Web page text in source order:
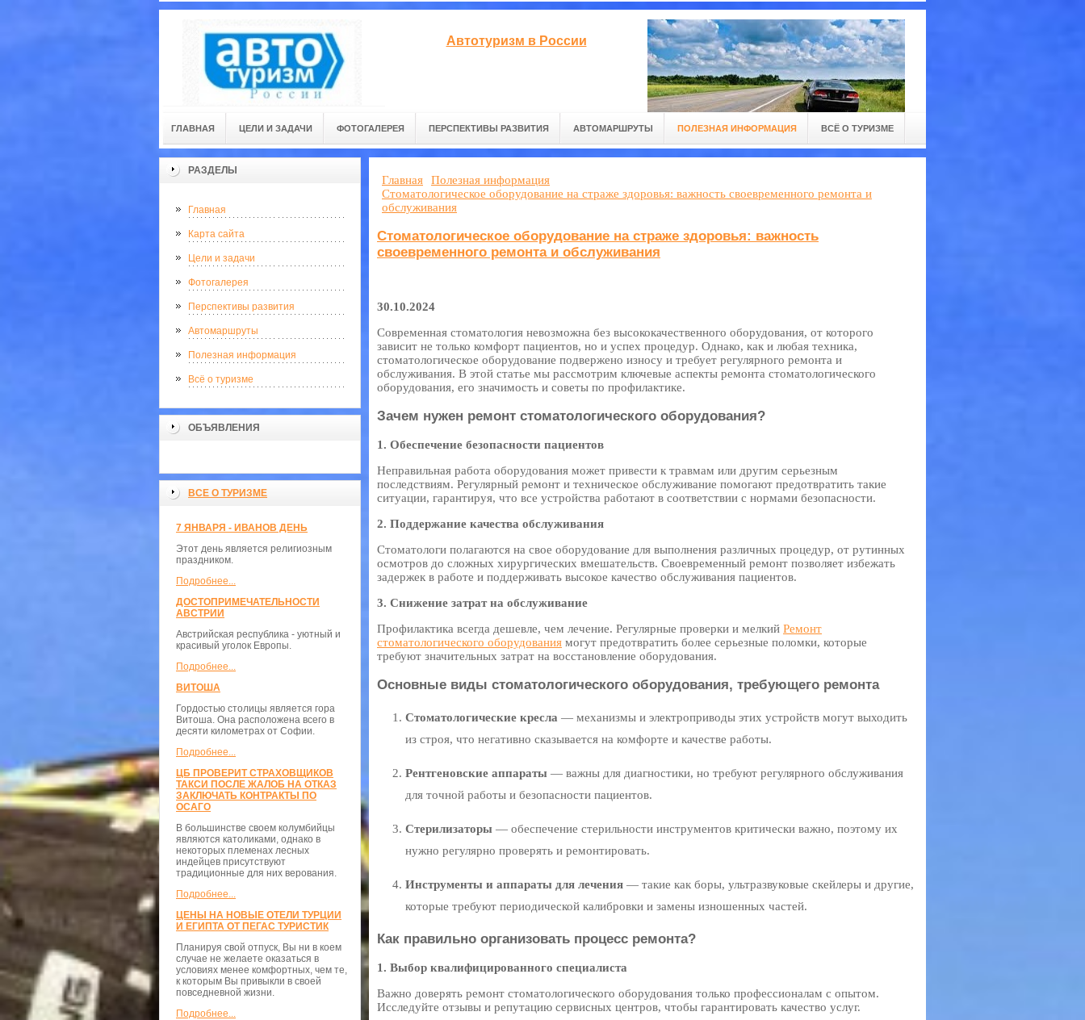
Автотуризм в России
ГЛАВНАЯ ЦЕЛИ И ЗАДАЧИ ФОТОГАЛЕРЕЯ ПЕРСПЕКТИВЫ РАЗВИТИЯ АВТОМАРШРУТЫ ПОЛЕЗНАЯ ИНФОРМАЦИЯ ВСЁ О ТУРИЗМЕ
РАЗДЕЛЫ
Главная
Карта сайта
Цели и задачи
Фотогалерея
Перспективы развития
Автомаршруты
Полезная информация
Всё о туризме
ОБЪЯВЛЕНИЯ
ВСЕ О ТУРИЗМЕ
7 ЯНВАРЯ - ИВАНОВ ДЕНЬ
Этот день является религиозным
праздником.
Подробнее...
ДОСТОПРИМЕЧАТЕЛЬНОСТИ
АВСТРИИ
Австрийская республика - уютный и
красивый уголок Европы.
Подробнее...
ВИТОША
Гордостью столицы является гора
Витоша. Она расположена всего в
десяти километрах от Софии.
Подробнее...
ЦБ ПРОВЕРИТ СТРАХОВЩИКОВ
ТАКСИ ПОСЛЕ ЖАЛОБ НА ОТКАЗ
ЗАКЛЮЧАТЬ КОНТРАКТЫ ПО
ОСАГО
В большинстве своем колумбийцы
являются католиками, однако в
некоторых племенах лесных
индейцев присутствуют
традиционные для них верования.
Подробнее...
ЦЕНЫ НА НОВЫЕ ОТЕЛИ ТУРЦИИ
И ЕГИПТА ОТ ПЕГАС ТУРИСТИК
Планируя свой отпуск, Вы ни в коем
случае не желаете оказаться в
условиях менее комфортных, чем те,
к которым Вы привыкли в своей
повседневной жизни.
Подробнее...
Главная
Полезная информация
Стоматологическое оборудование на страже здоровья: важность своевременного ремонта и
обслуживания
Стоматологическое оборудование на страже здоровья: важность
своевременного ремонта и обслуживания
30.10.2024
Современная стоматология невозможна без высококачественного оборудования, от которого
зависит не только комфорт пациентов, но и успех процедур. Однако, как и любая техника,
стоматологическое оборудование подвержено износу и требует регулярного ремонта и
обслуживания. В этой статье мы рассмотрим ключевые аспекты ремонта стоматологического
оборудования, его значимость и советы по профилактике.
Зачем нужен ремонт стоматологического оборудования?
1. Обеспечение безопасности пациентов
Неправильная работа оборудования может привести к травмам или другим серьезным
последствиям. Регулярный ремонт и техническое обслуживание помогают предотвратить такие
ситуации, гарантируя, что все устройства работают в соответствии с нормами безопасности.
2. Поддержание качества обслуживания
Стоматологи полагаются на свое оборудование для выполнения различных процедур, от рутинных
осмотров до сложных хирургических вмешательств. Своевременный ремонт позволяет избежать
задержек в работе и поддерживать высокое качество обслуживания пациентов.
3. Снижение затрат на обслуживание
Профилактика всегда дешевле, чем лечение. Регулярные проверки и мелкий Ремонт
стоматологического оборудования могут предотвратить более серьезные поломки, которые
требуют значительных затрат на восстановление оборудования.
Основные виды стоматологического оборудования, требующего ремонта
Стоматологические кресла — механизмы и электроприводы этих устройств могут выходить
из строя, что негативно сказывается на комфорте и качестве работы.
Рентгеновские аппараты — важны для диагностики, но требуют регулярного обслуживания
для точной работы и безопасности пациентов.
Стерилизаторы — обеспечение стерильности инструментов критически важно, поэтому их
нужно регулярно проверять и ремонтировать.
Инструменты и аппараты для лечения — такие как боры, ультразвуковые скейлеры и другие,
которые требуют периодической калибровки и замены изношенных частей.
Как правильно организовать процесс ремонта?
1. Выбор квалифицированного специалиста
Важно доверять ремонт стоматологического оборудования только профессионалам с опытом.
Исследуйте отзывы и репутацию сервисных центров, чтобы гарантировать качество услуг.